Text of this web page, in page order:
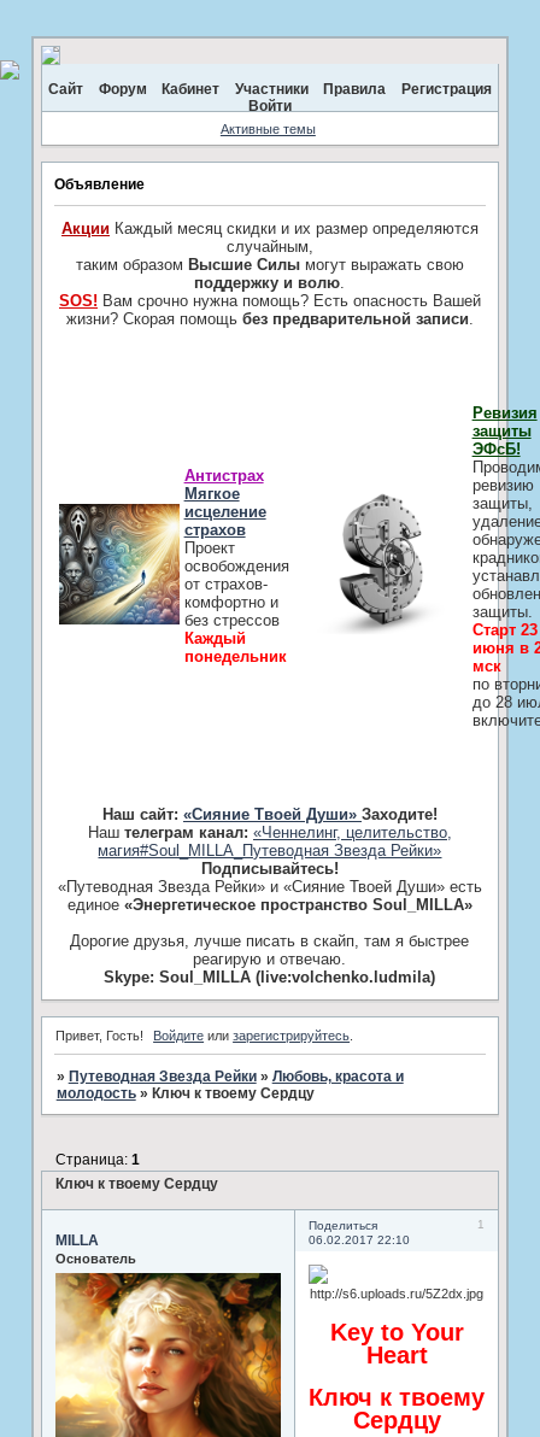
Сайт Форум Кабинет Участники Правила
Регистрация
Войти
Активные темы
Объявление
АкцииКаждый месяц скидки и их размер определяются
случайным,
таким образом Высшие Силымогут выражать свою
поддержку и волю
SOS! Вам срочно нужна помощь? Есть опасность Вашей
жизни? Скорая помощь без предварительной записи
Антистрах
Мягкое
исцеление
страхов
Проект
освобождения
от страхов-
комфортно и
без стрессов
Каждый
понедельник
Ревизия
защиты
ЭФсБ!
ревизию
защиты,
защиты.
Старт 23
июня в
мск
по
до 28
Наш сайт: «Сияние Твоей Души» Заходите!
Наш телеграм канал: «Ченнелинг, целительство,
магия#Soul_MILLA_Путеводная Звезда Рейки»
Подписывайтесь!
«Путеводная Звезда Рейки» и «Сияние Твоей Души» есть
единое «Энергетическое пространство Soul_MILLA»
Дорогие друзья, лучше писать в скайп, там я быстрее
реагирую и отвечаю.
Skype: Soul_MILLA (live:volchenko.ludmila)
Привет, Гость! Войдите илизарегистрируйтесь
» Путеводная Звезда Рейки » Любовь, красота и
молодость » Ключ к твоему Сердцу
Ключ к твоему Сердцу
Страница: 1
Поделиться
1
06.02.2017 22:10
MILLA
Основатель
Key to Your
Heart
Ключ к твоему
Сердцу